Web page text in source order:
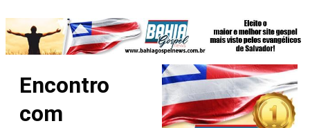
Encontro
com